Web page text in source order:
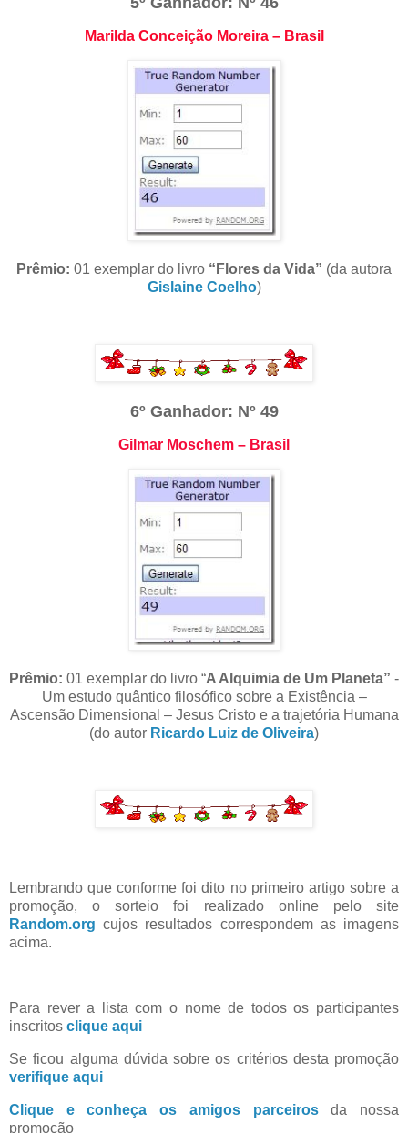
Marilda Conceição Moreira – Brasil
Prêmio: 01 exemplar do livro “Flores da Vida” (da autora
Gislaine Coelho)
6º Ganhador: Nº 49
Gilmar Moschem – Brasil
Prêmio: 01 exemplar do livro “A Alquimia de Um Planeta” -
Um estudo quântico filosófico sobre a Existência –
Ascensão Dimensional – Jesus Cristo e a trajetória Humana
(do autor Ricardo Luiz de Oliveira)
Lembrando que conforme foi dito no primeiro artigo sobre a
promoção, o sorteio foi realizado online pelo site
Random.org cujos resultados correspondem as imagens
acima.
Para rever a lista com o nome de todos os participantes
inscritos clique aqui
Se ficou alguma dúvida sobre os critérios desta promoção
verifique aqui
Clique e conheça os amigos parceirosda nossa
promoção